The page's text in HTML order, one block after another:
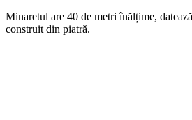
Minaretul are 40 de metri înălțime,
construit din piatră.